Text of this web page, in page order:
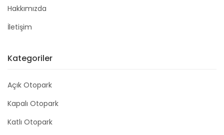
Hakkımızda
İletişim
Kategoriler
Açık Otopark
Kapalı Otopark
Katlı Otopark